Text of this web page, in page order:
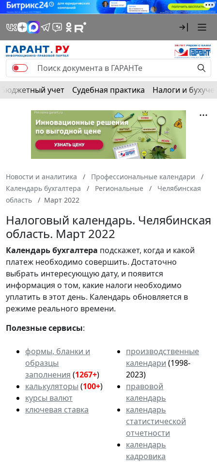
Бюджетный учет Судебная практика Налоги и
Новости и аналитика
Профессиональные календари
Календарь бухгалтера
Региональные
Челябинская
область
Март 2022
Налоговый календарь. Челябинская
область. Март 2022
Календарьбухгалтера подскажет, когда и какой
платеж необходимо совершить. Достаточно
выбрать интересующую дату, и появится
информация о том, какие налоги необходимо
уплатить в этот день. Календарь обновляется в
режиме реального времени.
Полезные сервисы:
формы, бланки и
образцы
заполнения (1267+)
калькуляторы (100+)
курсы валют
ключевая ставка
производственные
календари (1998-
2023)
правовой
календарь
календарь
статистической
отчетности
календарь
кадровика